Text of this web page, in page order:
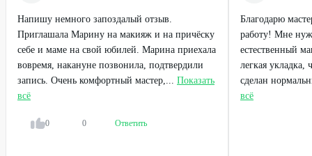
Напишу немного запоздалый отзыв.
Приглашала Марину на макияж и на причёску
себе и маме на свой юбилей. Марина приехала
вовремя, накануне позвонила, подтвердили
запись. Очень комфортный мастер,... Показать
всё
0 0 Ответить
Благодарю
работу! Мне
естественный
легкая
сделан
всё